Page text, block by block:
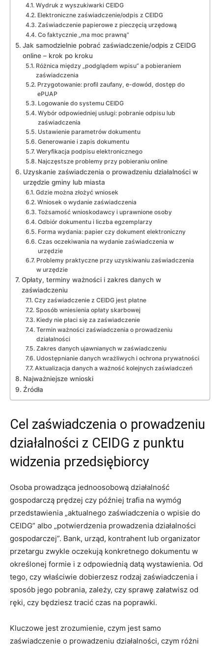
Wydruk z wyszukiwarki CEIDG
Elektroniczne zaświadczenie/odpis z CEIDG
Zaświadczenie papierowe z pieczęcią urzędową
Co faktycznie „ma moc prawną”
Jak samodzielnie pobrać zaświadczenie/odpis z CEIDG
online – krok po kroku
Różnica między „podglądem wpisu” a pobieraniem
zaświadczenia
Przygotowanie: profil zaufany, e-dowód, dostęp do
ePUAP
Logowanie do systemu CEIDG
Wybór odpowiedniej usługi: pobranie odpisu lub
zaświadczenia
Ustawienie parametrów dokumentu
Generowanie i zapis dokumentu
Weryfikacja podpisu elektronicznego
Najczęstsze problemy przy pobieraniu online
Uzyskanie zaświadczenia o prowadzeniu działalności w
urzędzie gminy lub miasta
Gdzie można złożyć wniosek
Wniosek o wydanie zaświadczenia
Tożsamość wnioskodawcy i uprawnione osoby
Odbiór dokumentu i liczba egzemplarzy
Forma wydania: papier czy dokument elektroniczny
Czas oczekiwania na wydanie zaświadczenia w
urzędzie
Problemy praktyczne przy uzyskiwaniu zaświadczenia
w urzędzie
Opłaty, terminy ważności i zakres danych w
zaświadczeniu
Czy zaświadczenie z CEIDG jest płatne
Sposób wniesienia opłaty skarbowej
Kiedy nie płaci się za zaświadczenie
Termin ważności zaświadczenia o prowadzeniu
działalności
Zakres danych ujawnianych w zaświadczeniu
Udostępnianie danych wrażliwych i ochrona prywatności
Aktualizacja danych a ważność kolejnych zaświadczeń
Najważniejsze wnioski
Źródła
Cel zaświadczenia o prowadzeniu
działalności z CEIDG z punktu
widzenia przedsiębiorcy
Osoba prowadząca jednoosobową działalność
gospodarczą prędzej czy później trafia na wymóg
przedstawienia „aktualnego zaświadczenia o wpisie do
CEIDG” albo „potwierdzenia prowadzenia działalności
gospodarczej”. Bank, urząd, kontrahent lub organizator
przetargu zwykle oczekują konkretnego dokumentu w
określonej formie i z odpowiednią datą wystawienia. Od
tego, czy właściwie dobierzesz rodzaj zaświadczenia i
sposób jego pobrania, zależy, czy sprawę załatwisz od
ręki, czy będziesz tracić czas na poprawki.
Kluczowe jest zrozumienie, czym jest samo
zaświadczenie o prowadzeniu działalności, czym różni